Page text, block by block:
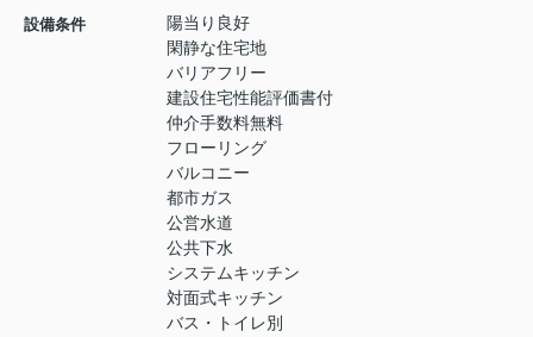
設備条件
陽当り良好
閑静な住宅地
バリアフリー
建設住宅性能評価書付
仲介手数料無料
フローリング
バルコニー
都市ガス
公営水道
公共下水
システムキッチン
対面式キッチン
バス・トイレ別